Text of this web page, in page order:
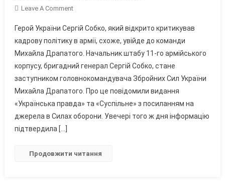
Leave A CommentOn
Головнокомандувача
ЗСУ
Стане
Генерал
Із
Вінниччини?
Герой України Сергій Собко, який відкрито критикував
кадрову політику в армії, схоже, увійде до команди
Михайла Драпатого. Начальник штабу 11-го армійського
корпусу, бригадний генерал Сергій Собко, стане
заступником головнокомандувача Збройних Сил України
Михайла Драпатого. Про це повідомили видання
«Українська правда» та «Суспільне» з посиланням на
джерела в Силах оборони. Увечері того ж дня інформацію
підтвердила […]
Продовжити читання